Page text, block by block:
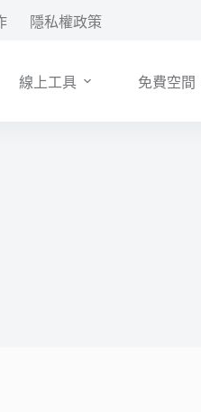
隱私權政策
線上工具 免費空間